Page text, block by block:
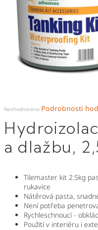
a dlažbu,
Průměrné
hodnocení
je
0,0
z
5
hvězdiček.
Neohodnoceno Podrobnosti
Tilemaster kit 2.5kg
rukavice
Nátěrová pasta,
Není potřeba
Rychleschnoucí -
Použití v interiéru i